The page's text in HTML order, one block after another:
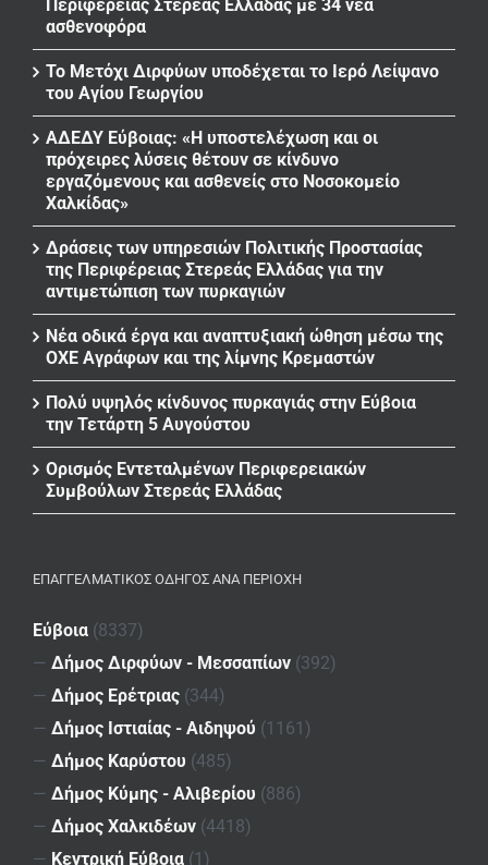
Περιφέρειας Στερεάς Ελλάδας με 34 νέα
ασθενοφόρα
Το Μετόχι Διρφύων υποδέχεται το Ιερό Λείψανο
του Αγίου Γεωργίου
ΑΔΕΔΥ Εύβοιας: «Η υποστελέχωση και οι
πρόχειρες λύσεις θέτουν σε κίνδυνο
εργαζόμενους και ασθενείς στο Νοσοκομείο
Χαλκίδας»
Δράσεις των υπηρεσιών Πολιτικής Προστασίας
της Περιφέρειας Στερεάς Ελλάδας για την
αντιμετώπιση των πυρκαγιών
Νέα οδικά έργα και αναπτυξιακή ώθηση μέσω της
ΟΧΕ Αγράφων και της λίμνης Κρεμαστών
Πολύ υψηλός κίνδυνος πυρκαγιάς στην Εύβοια
την Τετάρτη 5 Αυγούστου
Ορισμός Εντεταλμένων Περιφερειακών
Συμβούλων Στερεάς Ελλάδας
ΕΠΑΓΓΕΛΜΑΤΙΚΌΣ ΟΔΗΓΌΣ ΑΝΆ ΠΕΡΙΟΧΉ
Εύβοια (8337)
— Δήμος Διρφύων - Μεσσαπίων (392)
— Δήμος Ερέτριας (344)
— Δήμος Ιστιαίας - Αιδηψού (1161)
— Δήμος Καρύστου (485)
— Δήμος Κύμης - Αλιβερίου (886)
— Δήμος Χαλκιδέων (4418)
— Κεντρική Εύβοια (1)